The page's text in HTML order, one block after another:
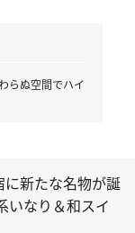
らぬ空間でハイ
に新たな名物が誕
いなり＆和スイ